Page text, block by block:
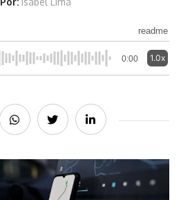
readme
0:00 1.0x